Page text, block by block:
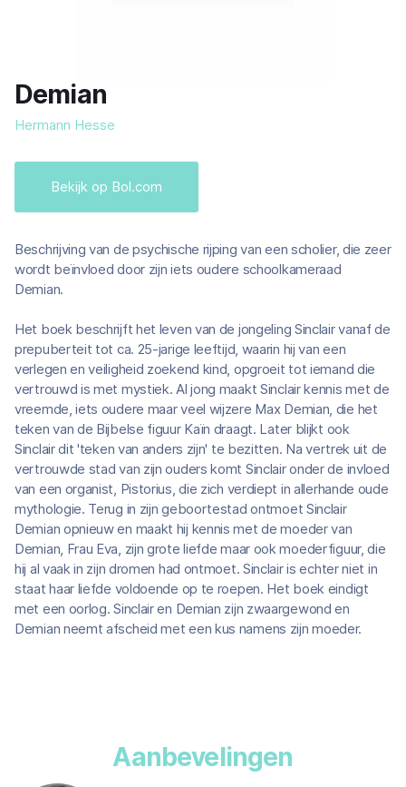
Demian
Hermann Hesse
Bekijk op Bol.com
Beschrijving van de psychische rijping van een scholier, die zeer
wordt beïnvloed door zijn iets oudere schoolkameraad
Demian.
Het boek beschrijft het leven van de jongeling Sinclair vanaf de
prepuberteit tot ca. 25-jarige leeftijd, waarin hij van een
verlegen en veiligheid zoekend kind, opgroeit tot iemand die
vertrouwd is met mystiek. Al jong maakt Sinclair kennis met de
vreemde, iets oudere maar veel wijzere Max Demian, die het
teken van de Bijbelse figuur Kaïn draagt. Later blijkt ook
Sinclair dit 'teken van anders zijn' te bezitten. Na vertrek uit de
vertrouwde stad van zijn ouders komt Sinclair onder de invloed
van een organist, Pistorius, die zich verdiept in allerhande oude
mythologie. Terug in zijn geboortestad ontmoet Sinclair
Demian opnieuw en maakt hij kennis met de moeder van
Demian, Frau Eva, zijn grote liefde maar ook moederfiguur, die
hij al vaak in zijn dromen had ontmoet. Sinclair is echter niet in
staat haar liefde voldoende op te roepen. Het boek eindigt
met een oorlog. Sinclair en Demian zijn zwaargewond en
Demian neemt afscheid met een kus namens zijn moeder.
Aanbevelingen